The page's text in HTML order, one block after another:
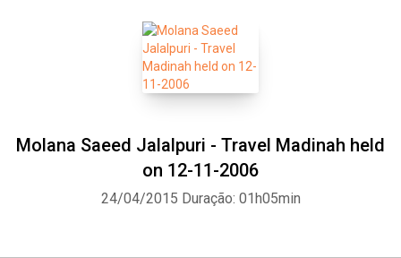
Molana Saeed Jalalpuri - Travel Madinah held
on 12-11-2006
24/04/2015 Duração: 01h05min